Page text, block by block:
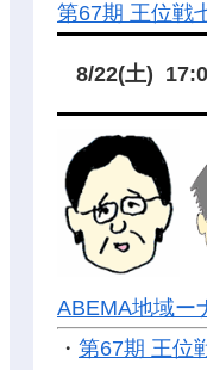
第67期 王位戦
8/22(土)
ABEMA地域ー
・ 第67期 王位